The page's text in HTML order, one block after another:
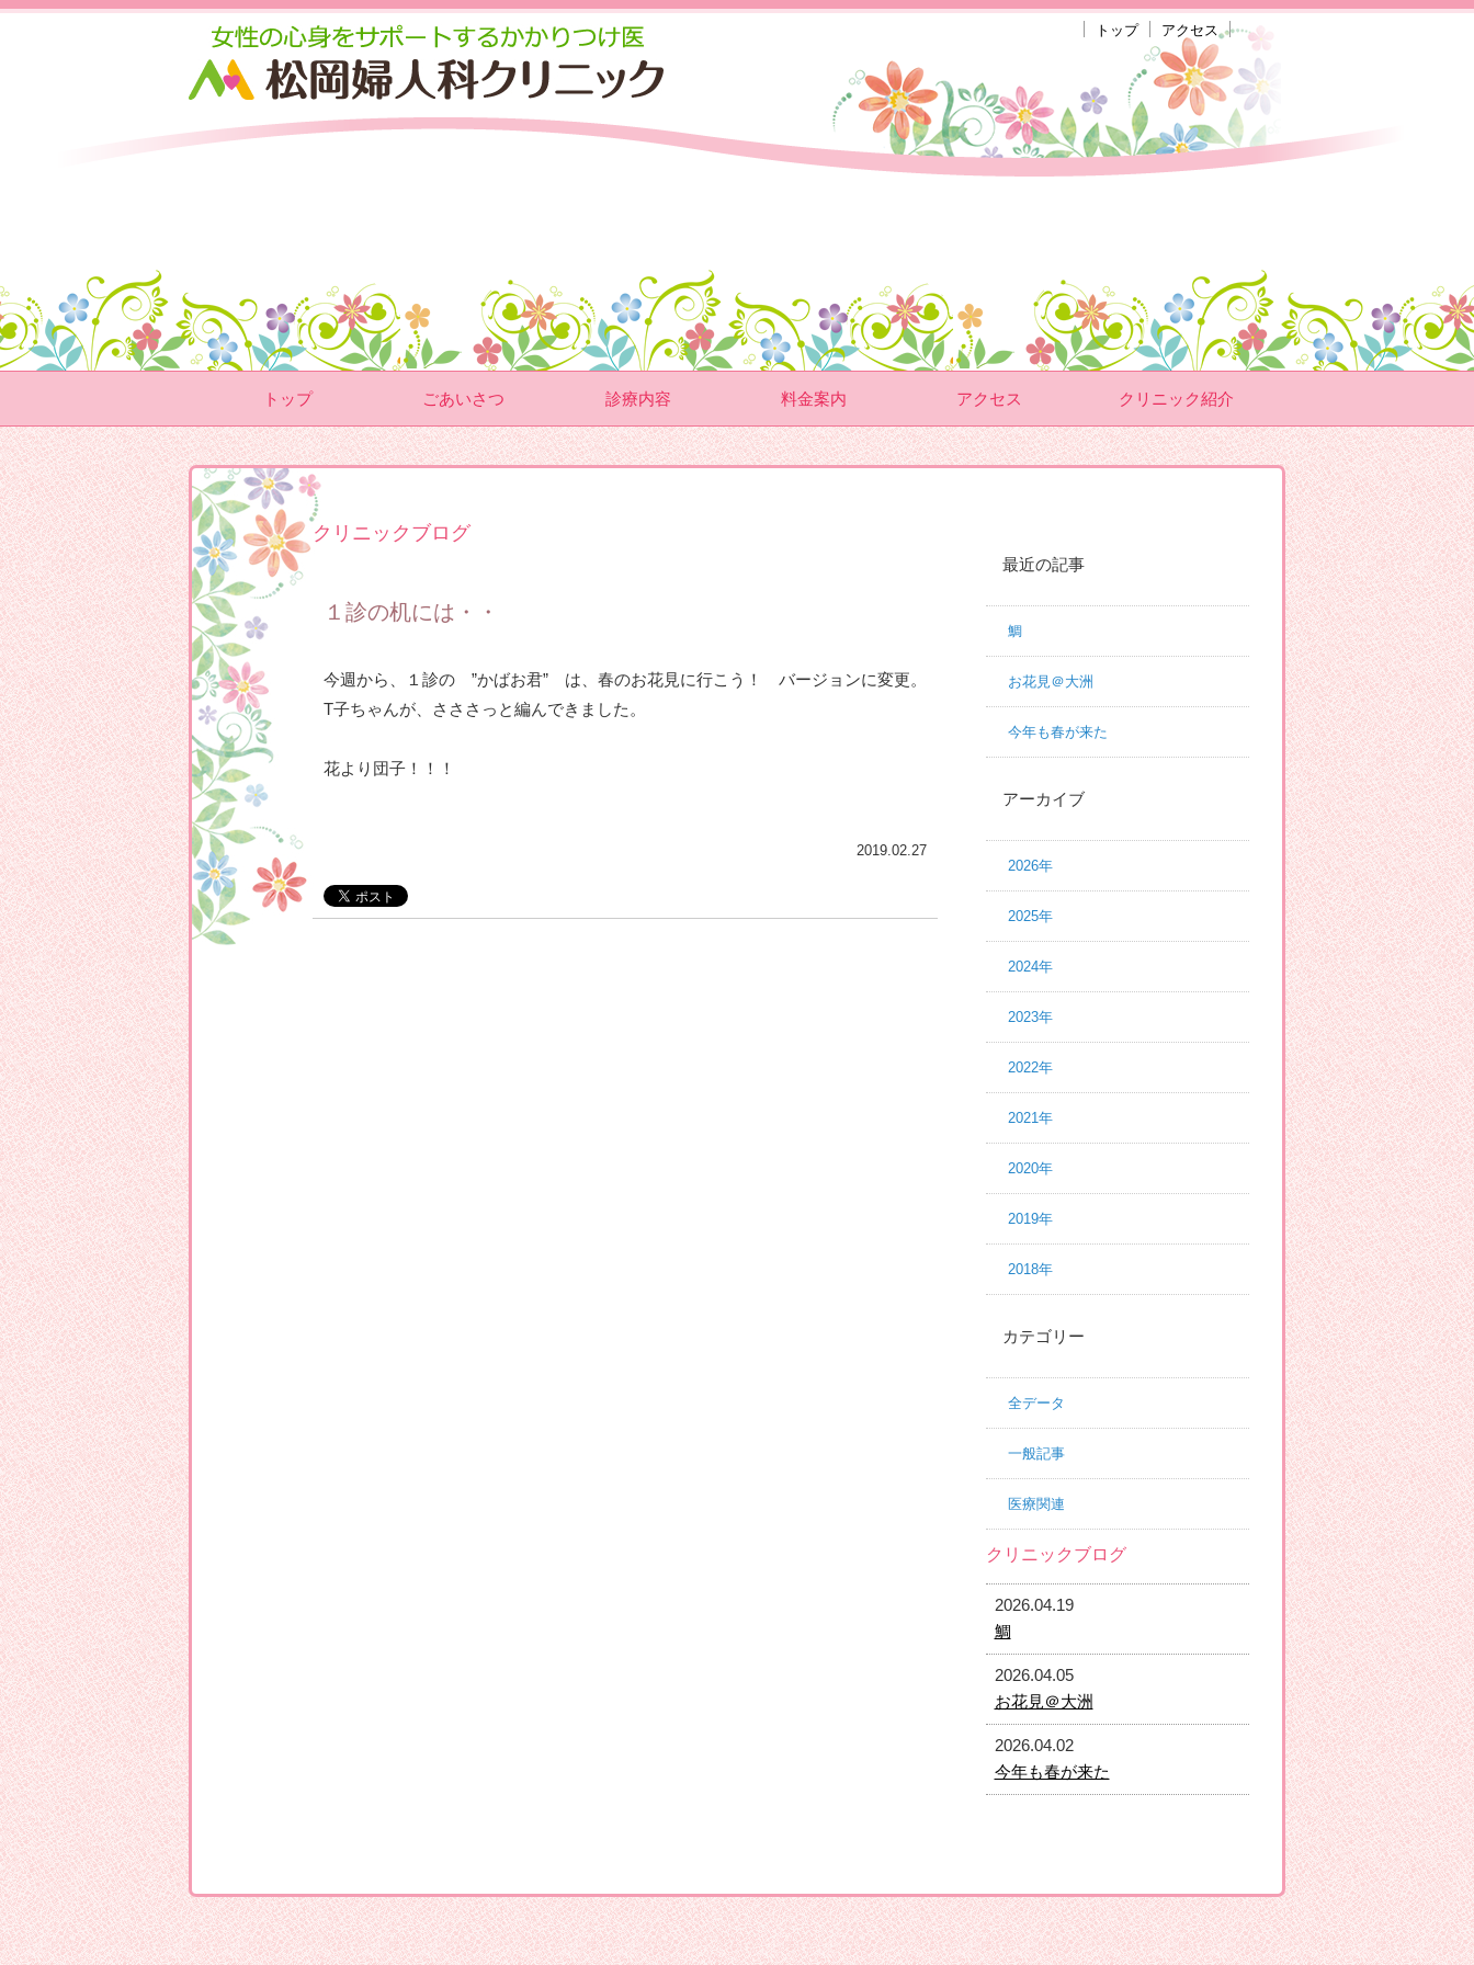
トップ アクセス
トップ ごあいさつ 診療内容 料金案内 アクセス クリニック紹介
クリニックブログ
１診の机には・・
今週から、１診の ”かばお君” は、春のお花見に行こう！ バージョンに変更。
T子ちゃんが、さささっと編んできました。
花より団子！！！
2019.02.27
最近の記事
鯛
お花見＠大洲
今年も春が来た
アーカイブ
2026年
2025年
2024年
2023年
2022年
2021年
2020年
2019年
2018年
カテゴリー
全データ
一般記事
医療関連
クリニックブログ
2026.04.19
鯛
2026.04.05
お花見＠大洲
2026.04.02
今年も春が来た